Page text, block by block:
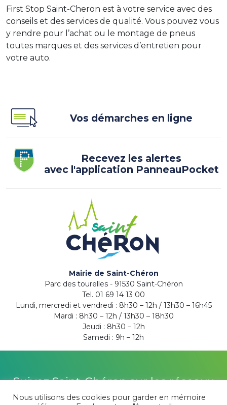
First Stop Saint-Cheron est à votre service avec des
conseils et des services de qualité. Vous pouvez vous
y rendre pour l’achat ou le montage de pneus
toutes marques et des services d’entretien pour
votre auto.
Vos démarches en ligne
Recevez les alertes
avec l'application PanneauPocket
Mairie de Saint-Chéron
Parc des tourelles - 91530 Saint-Chéron
Tel. 01 69 14 13 00
Lundi, mercredi et vendredi : 8h30 – 12h / 13h30 – 16h45
Mardi : 8h30 – 12h / 13h30 – 18h30
Jeudi : 8h30 – 12h
Samedi : 9h – 12h
Suivez Saint-Chéron sur les réseaux
Nous utilisons des cookies pour garder en mémoire